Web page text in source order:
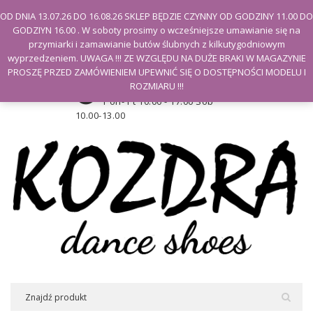
Witamy na stronie Kozdra
Moje konto
Godziny otwarcia sklepu
Pon- Pt 10.00 - 17.00 Sob
10.00-13.00
OD DNIA 13.07.26 DO 16.08.26 SKLEP BĘDZIE CZYNNY OD GODZINY 11.00 DO
GODZIYN 16.00 . W soboty prosimy o wcześniejsze umawianie się na
przymiarki i zamawianie butów ślubnych z kilkutygodniowym
wyprzedzeniem. UWAGA !!! ZE WZGLĘDU NA DUŻE BRAKI W MAGAZYNIE
PROSZĘ PRZED ZAMÓWIENIEM UPEWNIĆ SIĘ O DOSTĘPNOŚCI MODELU I
ROZMIARU !!!